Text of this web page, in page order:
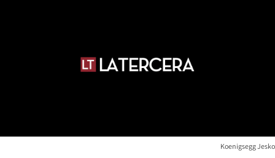
Koenigsegg Jesko